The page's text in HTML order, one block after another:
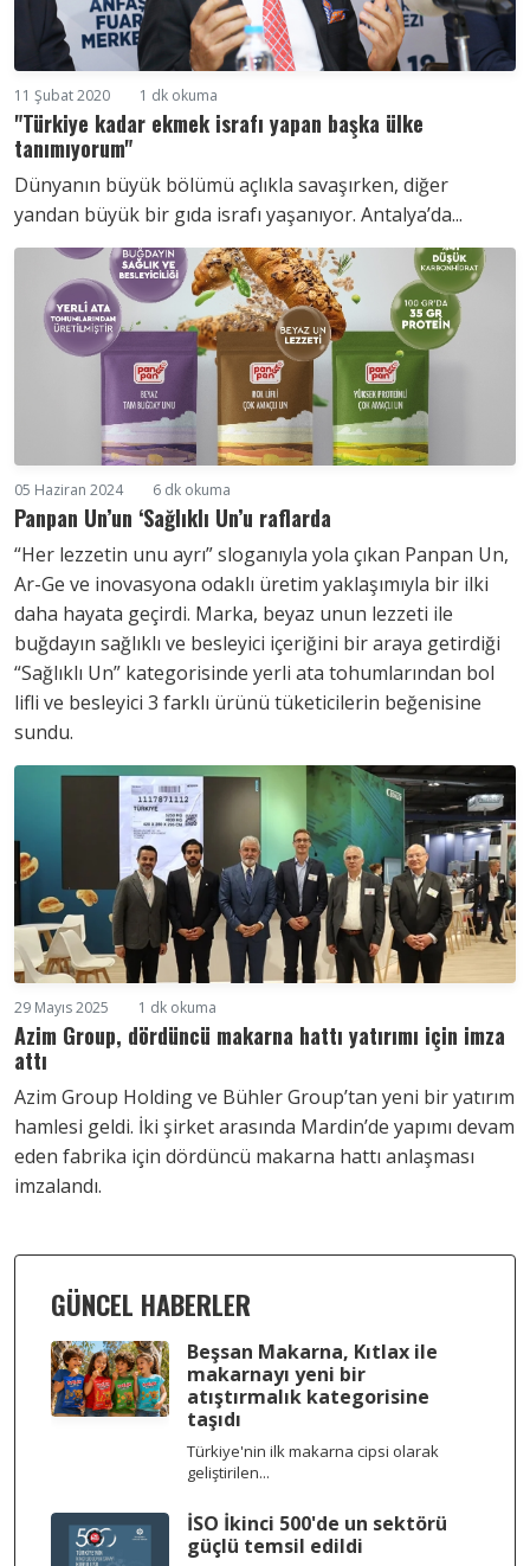
11 Şubat 2020 1 dk okuma
"Türkiye kadar ekmek israfı yapan başka ülke
tanımıyorum"
Dünyanın büyük bölümü açlıkla savaşırken, diğer
yandan büyük bir gıda israfı yaşanıyor. Antalya’da...
05 Haziran 2024 6 dk okuma
Panpan Un’un ‘Sağlıklı Un’u raflarda
“Her lezzetin unu ayrı” sloganıyla yola çıkan Panpan Un,
Ar-Ge ve inovasyona odaklı üretim yaklaşımıyla bir ilki
daha hayata geçirdi. Marka, beyaz unun lezzeti ile
buğdayın sağlıklı ve besleyici içeriğini bir araya getirdiği
“Sağlıklı Un” kategorisinde yerli ata tohumlarından bol
lifli ve besleyici 3 farklı ürünü tüketicilerin beğenisine
sundu.
29 Mayıs 2025 1 dk okuma
Azim Group, dördüncü makarna hattı yatırımı için imza
attı
Azim Group Holding ve Bühler Group’tan yeni bir yatırım
hamlesi geldi. İki şirket arasında Mardin’de yapımı devam
eden fabrika için dördüncü makarna hattı anlaşması
imzalandı.
GÜNCEL HABERLER
Beşsan Makarna, Kıtlax ile
makarnayı yeni bir
atıştırmalık kategorisine
taşıdı
Türkiye'nin ilk makarna cipsi olarak
geliştirilen...
İSO İkinci 500'de un sektörü
güçlü temsil edildi